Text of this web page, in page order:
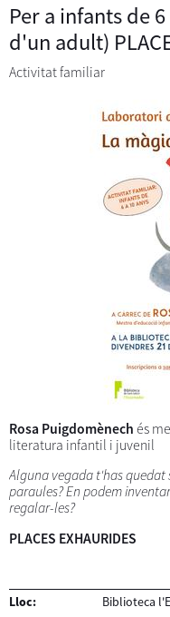
Per a infants de
d'un adult)
Activitat familiar
Rosa Puigdomènech és
literatura infantil i juvenil
Alguna vegada t'has quedat
paraules? En podem
regalar-les?
PLACES EXHAURIDES
Lloc: Biblioteca